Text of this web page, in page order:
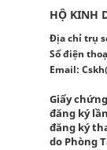
HỘ KINH
Địa chỉ trụ
Số điện
Email:
Giấy
đăng ký
đăng ký
do Phòng